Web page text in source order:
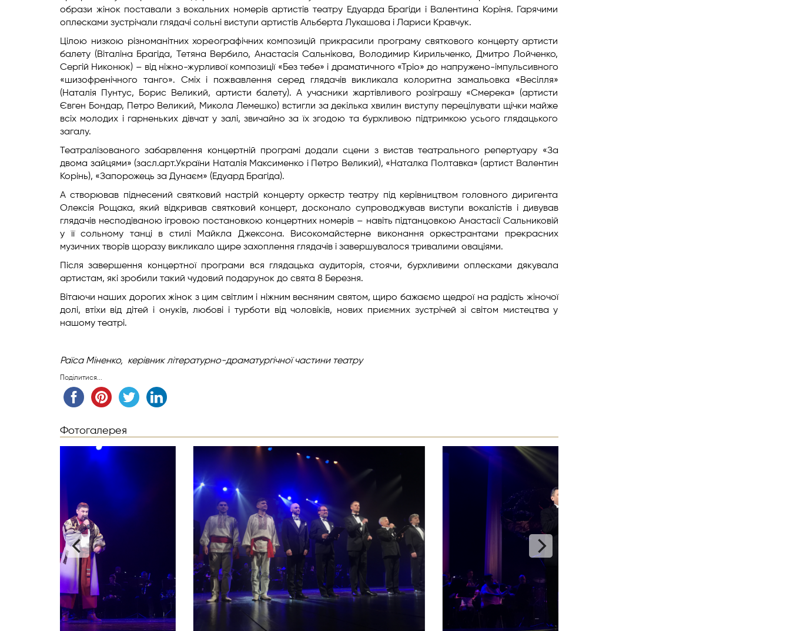
образи жінок поставали з вокальних номерів артистів театру Едуарда Брагіди і Валентина Коріня. Гарячими
оплесками зустрічали глядачі сольні виступи артистів Альберта Лукашова і Лариси Кравчук.
Цілою низкою різноманітних хореографічних композицій прикрасили програму святкового концерту артисти
балету (Віталіна Брагіда, Тетяна Вербило, Анастасія Сальнікова, Володимир Кирильченко, Дмитро Лойченко,
Сергій Никонюк) – від ніжно-журливої композиції «Без тебе» і драматичного «Тріо» до напружено-імпульсивного
«шизофренічного танго». Сміх і пожвавлення серед глядачів викликала колоритна замальовка «Весілля»
(Наталія Пунтус, Борис Великий, артисти балету). А учасники жартівливого розіграшу «Смерека» (артисти
Євген Бондар, Петро Великий, Микола Лемешко) встигли за декілька хвилин виступу перецілувати щічки майже
всіх молодих і гарненьких дівчат у залі, звичайно за їх згодою та бурхливою підтримкою усього глядацького
загалу.
Театралізованого забарвлення концертній програмі додали сцени з вистав театрального репертуару «За
двома зайцями» (засл.арт.України Наталія Максименко і Петро Великий), «Наталка Полтавка» (артист Валентин
Корінь), «Запорожець за Дунаєм» (Едуард Брагіда).
А створював піднесений святковий настрій концерту оркестр театру під керівництвом головного диригента
Олексія Рощака, який відкривав святковий концерт, досконало супроводжував виступи вокалістів і дивував
глядачів несподіваною ігровою постановкою концертних номерів – навіть підтанцовкою Анастасії Сальниковій
у її сольному танці в стилі Майкла Джексона. Високомайстерне виконання оркестрантами прекрасних
музичних творів щоразу викликало щире захоплення глядачів і завершувалося тривалими оваціями.
Після завершення концертної програми вся глядацька аудиторія, стоячи, бурхливими оплесками дякувала
артистам, які зробили такий чудовий подарунок до свята 8 Березня.
Вітаючи наших дорогих жінок з цим світлим і ніжним весняним святом, щиро бажаємо щедрої на радість жіночої
долі, втіхи від дітей і онуків, любові і турботи від чоловіків, нових приємних зустрічей зі світом мистецтва у
нашому театрі.
Раїса Міненко, керівник літературно-драматургічноїчастини театру
Поділитися...
Фотогалерея